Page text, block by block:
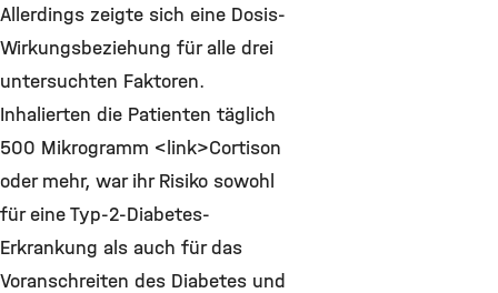
Allerdings zeigte sich eine Dosis-
Wirkungsbeziehung für alle drei
untersuchten Faktoren.
Inhalierten die Patienten täglich
500 Mikrogramm <link>Cortison
oder mehr, war ihr Risiko sowohl
für eine Typ-2-Diabetes-
Erkrankung als auch für das
Voranschreiten des Diabetes und